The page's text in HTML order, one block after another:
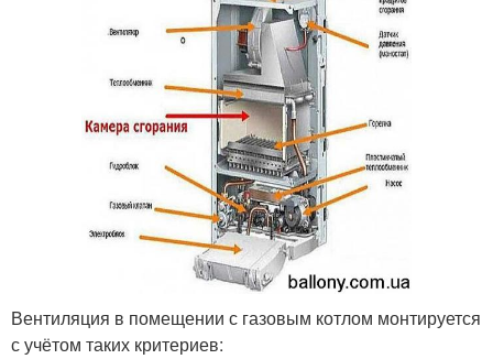
Вентиляция в помещении с газовым котлом монтируется
с учётом таких критериев: